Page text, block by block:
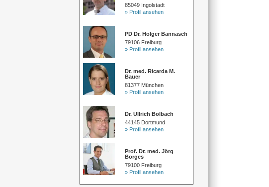
85049 Ingolstadt
» Profil ansehen
PD Dr. Holger Bannasch
79106 Freiburg
» Profil ansehen
Dr. med. Ricarda M.
Bauer
81377 München
» Profil ansehen
Dr. Ullrich Bolbach
44145 Dortmund
» Profil ansehen
Prof. Dr. med. Jörg
Borges
79100 Freiburg
» Profil ansehen